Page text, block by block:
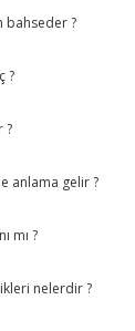
bahseder ?
?
?
anlama gelir ?
mı ?
nelerdir ?